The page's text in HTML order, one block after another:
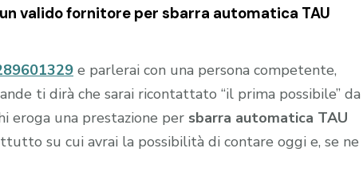
valido fornitore per sbarra automatica TAU
e parlerai con una persona competente,
ti dirà che sarai ricontattato “il prima possibile” da
eroga una prestazione per sbarra automatica TAU
su cui avrai la possibilità di contare oggi e, se ne